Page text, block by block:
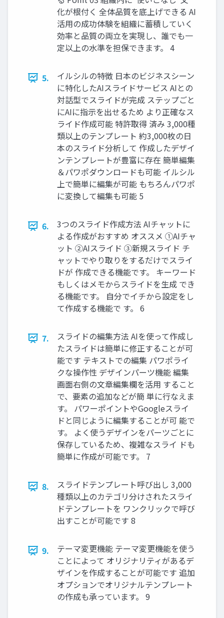
化が根付く 全体品質を底上げできる AI
活用の成功体験を組織に蓄積していく
効率と品質の両立を実現し、誰でも一
定以上の水準を担保できます。 4
5.
イルシルの特徴 日本のビジネスシーン
に特化したAIスライドサービス AIとの
対話型でスライドが完成 ステップごと
にAIに指示を出せるため より正確なス
ライド作成可能 特許取得 済み 3,000種
類以上のテンプレート 約3,000枚の日
本のスライド分析して 作成したデザイ
ンテンプレートが豊富に存在 簡単編集
＆パワポダウンロードも可能 イルシル
上で簡単に編集が可能 もちろんパワポ
に変換して編集も可能 5
6.
3つのスライド作成方法 AIチャットに
よる作成がおすすめ オススメ ①AIチャ
ット ②AIスライド ③新規スライド チ
ャットでやり取りをするだけでスライ
ドが 作成できる機能です。 キーワード
もしくはメモからスライドを生成 でき
る機能です。 自分でイチから設定をし
て作成する機能で す。 6
7.
スライドの編集方法 AIを使って作成し
たスライドは簡単に修正することが可
能です テキストでの編集 パワポライ
クな操作性 デザインパーツ機能 編集
画面右側の文章編集欄を活用 すること
で、要素の追加などが簡 単に行なえま
す。 パワーポイントやGoogleスライ
ドと同じように編集することが可 能で
す。 よく使うデザインをパーツごとに
保存しているため、複雑なスライ ドも
簡単に作成が可能です。 7
8.
スライドテンプレート呼び出し 3,000
種類以上のカテゴリ分けされたスライ
ドテンプレートを ワンクリックで呼び
出すことが可能です 8
9.
テーマ変更機能 テーマ変更機能を使う
ことによって オリジナリティがあるデ
ザインを作成することが可能です 追加
オプションでオリジナルテンプレート
の作成も承っています。 9